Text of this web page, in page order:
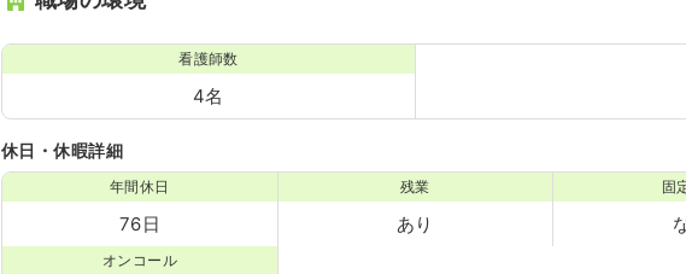
看護師数
4名
休日・休暇詳細
年間休日
76日
残業
あり
固
オンコール